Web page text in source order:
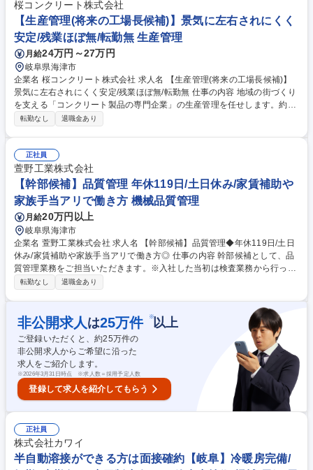
管理徹底：ドラレコ・バックカメラ等を完備 （職務内容の変更範囲：当社
業務全般） 募集職種 未経験歓迎【廃車回収ドライバー/海津市】夜勤無/要
大型免許/大手取引先
桜コンクリート株式会社
【生産管理(将来の工場長候補)】景気に左右されにくく
安定/残業ほぼ無/転勤無 生産管理
月給24万円～27万円
岐阜県海津市
企業名 桜コンクリート株式会社 求人名 【生産管理(将来の工場長候補)】
景気に左右されにくく安定/残業ほぼ無/転勤無 仕事の内容 地域の街づくり
を支える「コンクリート製品の専門企業」の生産管理を任せします。約50
0種の多品種少量生産のラインの工程段取り、資材発注、在庫・品質管理
を行いながら覚えていただきます。 【詳細】■ライン生産方式における工
程段取り・金型段取り・保全業務 ■受注・見込み生産（半々）に応じた製
造ラインの打合せ・進捗確認 ■500種類の製品に伴う資材発注および在庫
管理・品質管理の一部 ■将来の工場長として製造メンバーのマネジメント
や工場の設備計画・運営管理への参画 募集職種 【生産管理(将来の工場長
候補)】景気に左右されにくく安定/残業ほぼ無/転勤無
転勤なし 退職金あり
正社員
萱野工業株式会社
【幹部候補】品質管理 年休119日/土日休み/家賃補助や
家族手当アリで働き方 機械品質管理
月給20万円以上
岐阜県海津市
企業名 萱野工業株式会社 求人名 【幹部候補】品質管理◆年休119日/土日
休み/家賃補助や家族手当アリで働き方◎ 仕事の内容 幹部候補として、品
質管理業務をご担当いただきます。※入社した当初は検査業務から行って
いただきます。知識が付き、慣れてきましたら品質管理・品質保証業務へ
調査、対策、報告資料の作成と報告、効果確認、問題発生からクローズま
での一連の対応）■社内及び協力工場の品質管理業務、不良及び異常件数
のまとめとその対応■出荷前製品の検査業務（計測器、顕微鏡等使用）■社
内他部署(営業部や製造部など)との連携 募集職種 【幹部候補】品質管理◆
年休119日/土日休み/家賃補助や家族手当アリで働き方◎
転勤なし 退職金あり
非公開求人 は25万件 ※以上
ご登録いただくと、約25万件の
非公開求人からご希望に沿った
求人をご紹介します。
※2026年3月31日時点 ※求人数＝採用予定人数
登録して求人を紹介してもらう
正社員
株式会社カワイ
半自動溶接ができる方は面接確約【岐阜】冷暖房完備/